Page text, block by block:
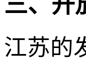
江苏的